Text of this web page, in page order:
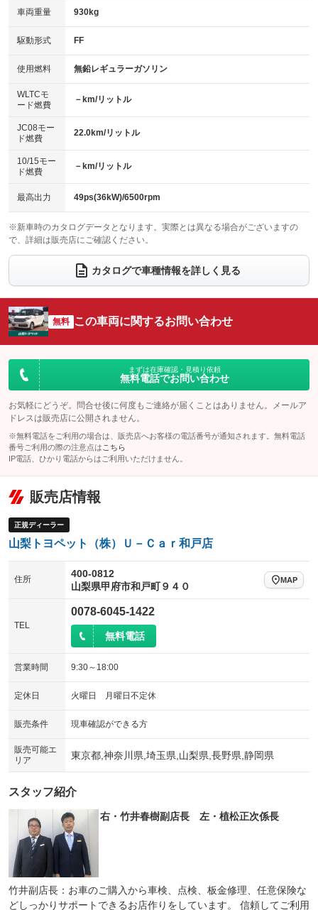
アイドリングストップ
：装備なし
USB入力端子
：装備なし
100V電源
：装備なし
センターデフロック
：装備なし
電動格納ミラー
：装備なし
キーレス
HID(キセノンライト)
：装備なし
バックカメラ
：装備なし
エアロ
：装備なし
：装備なし
パワーシート
ベンチシート
：装備なし
チップアップシート
：装備なし
：装備なし ：装備なし
ウォークスルー
：装備なし
電動リアゲート フロントカメラ
：装備なし
：装備なし ：装備なし
サイドカメラ
：装備なし ルーフレール
：装備なし
：装備なし
：装備なし
車両重量 930kg
駆動形式 FF
使用燃料 無鉛レギュラーガソリン
WLTCモ
ード燃費
－km/リットル
JC08モー
ド燃費
22.0km/リットル
10/15モー
ド燃費
－km/リットル
最高出力 49ps(36kW)/6500rpm
※新車時のカタログデータとなります。実際とは異なる場合がございますの
で、詳細は販売店にご確認ください。
カタログで車種情報を詳しく見る
無料 この車両に関するお問い合わせ
まずは在庫確認・見積り依頼
無料電話でお問い合わせ
お気軽にどうぞ。問合せ後に何度もご連絡が届くことはありません。メールア
ドレスは販売店に公開されません。
※無料電話をご利用の場合は、販売店へお客様の電話番号が通知されます。無料電話
番号ご利用の際の注意点は こちら
IP電話、ひかり電話からはご利用いただけません。
販売店情報
正規ディーラー
山梨トヨペット（株）Ｕ－Ｃａｒ和戸店
住所
400-0812
山梨県甲府市和戸町９４０
MAP
TEL
0078-6045-1422
無料電話
営業時間 9:30～18:00
定休日 火曜日 月曜日不定休
販売条件 現車確認ができる方
販売可能エ
リア
東京都,神奈川県,埼玉県,山梨県,長野県,静岡県
スタッフ紹介
右・竹井春樹副店長 左・植松正次係長
竹井副店長：お車のご購入から車検、点検、板金修理、任意保険な
どしっかりサポートできるお店作りをしています。 信頼してご利用